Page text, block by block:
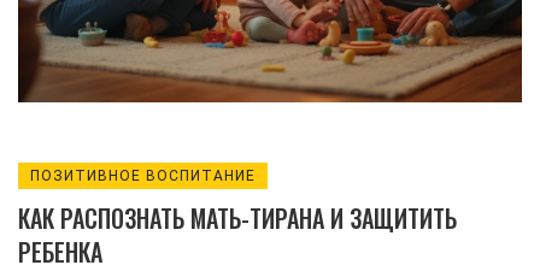
ответственности.
ПОЗИТИВНОЕ ВОСПИТАНИЕ
КАК РАСПОЗНАТЬ МАТЬ-ТИРАНА И ЗАЩИТИТЬ
РЕБЕНКА